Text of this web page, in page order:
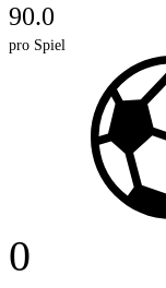
90.0
pro Spiel
0